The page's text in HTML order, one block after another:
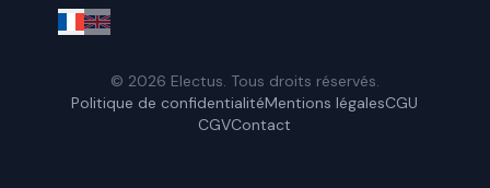
© 2026 Electus. Tous droits réservés.
Politique de confidentialitéMentions légalesCGU
CGVContact